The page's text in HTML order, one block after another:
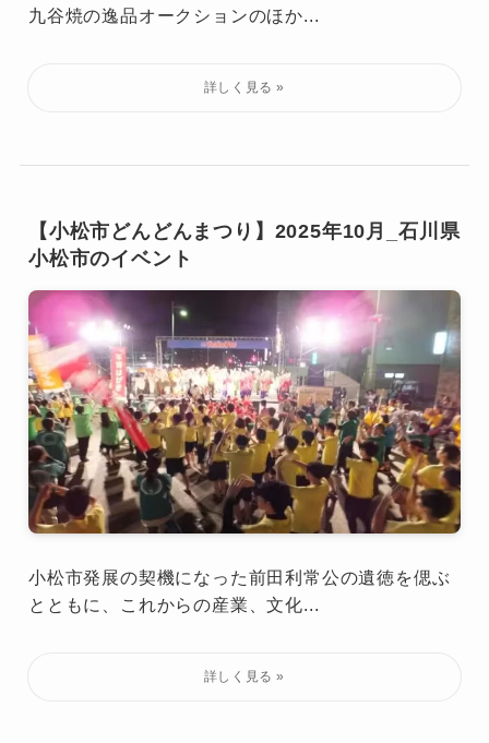
九谷焼の逸品オークションのほか...
【小松市どんどんまつり】2025年10月_石川県
小松市のイベント
小松市発展の契機になった前田利常公の遺徳を偲ぶ
とともに、これからの産業、文化...